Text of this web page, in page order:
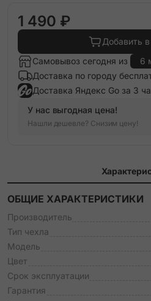
1 490 ₽
Добавить
Самовывоз сегодня из
6
Доставка по городу
Доставка Яндекс Go за 3
У нас выгодная цена!
Нашли дешевле? Снизим цену!
ОБЩИЕ ХАРАКТЕРИСТИКИ
Производитель
Тип чехла
Модель
Цвет
Срок эксплуатации
Гарантия